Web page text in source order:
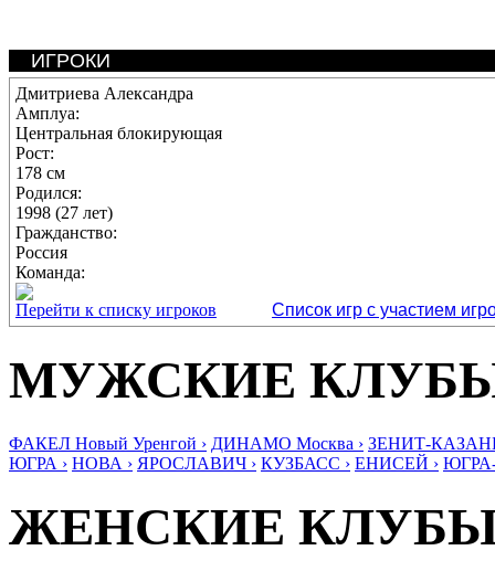
ИГРОКИ
Дмитриева Александра
Амплуа:
Центральная блокирующая
Рост:
178 см
Родился:
1998 (27 лет)
Гражданство:
Россия
Команда:
Перейти к списку игроков
Список игр с участием
МУЖСКИЕ
ФАКЕЛ Новый Уренгой › ДИНАМО Москва › ЗЕНИТ-
ЮГРА › НОВА › ЯРОСЛАВИЧ › КУЗБАСС › ЕНИСЕЙ ›
ЖЕНСКИЕ